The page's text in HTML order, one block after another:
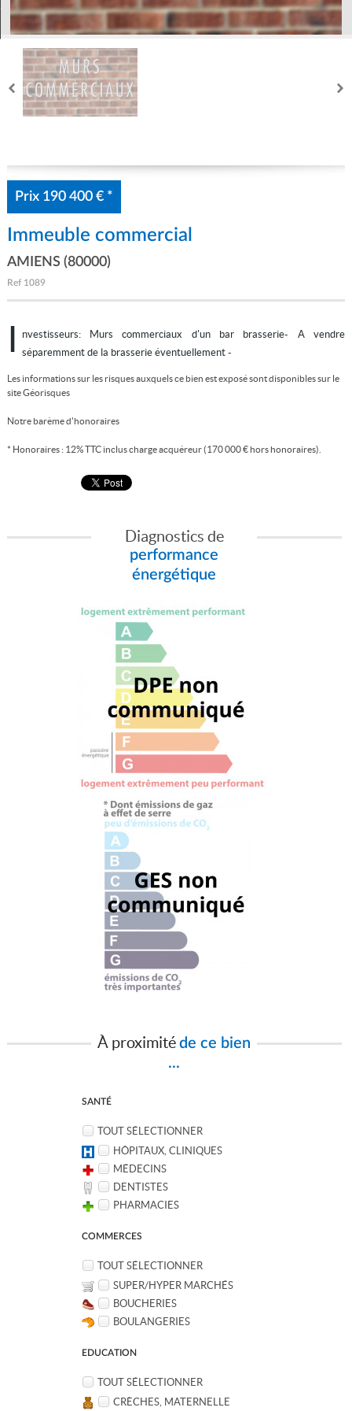
Prix190 400 € *
Immeuble commercial
AMIENS (80000)
Ref 1089
I
nvestisseurs: Murs commerciaux d'un bar brasserie- A vendre
séparemment de la brasserie éventuellement -
Les informations sur les risques auxquels ce bien est exposé sont disponibles sur le
siteGéorisques
Notre barème d'honoraires
* Honoraires : 12% TTC inclus charge acquéreur (170 000 € hors honoraires).
Diagnostics de
performance
énergétique
À proximitéde ce bien
...
SANTÉ
TOUT SÉLECTIONNER
HÔPITAUX, CLINIQUES
MÉDECINS
DENTISTES
PHARMACIES
COMMERCES
TOUT SÉLECTIONNER
SUPER/HYPER MARCHÉS
BOUCHERIES
BOULANGERIES
EDUCATION
TOUT SÉLECTIONNER
CRÈCHES, MATERNELLE